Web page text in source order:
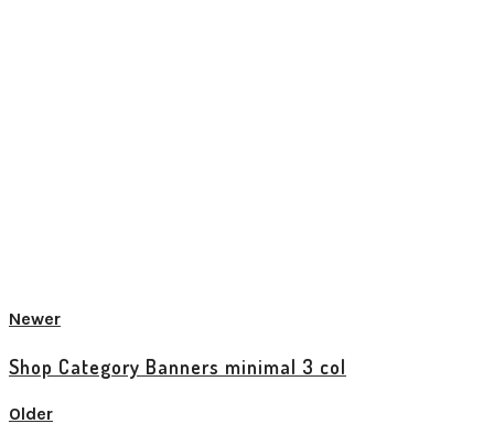
Newer
Shop Category Banners minimal 3 col
Older